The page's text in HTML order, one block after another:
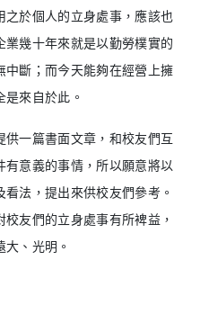
之於個人的立身處事，應該也
幾十年來就是以勤勞樸實的
中斷；而今天能夠在經營上擁
來自於此。
一篇書面文章，和校友們互
意義的事情，所以願意將以
看法，提出來供校友們參考。
友們的立身處事有所裨益，
、光明。